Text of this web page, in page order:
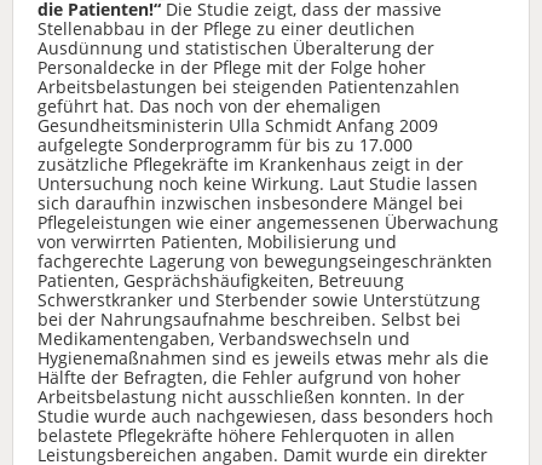
die Patienten!“ Die Studie zeigt, dass der massive
Stellenabbau in der Pflege zu einer deutlichen
Ausdünnung und statistischen Überalterung der
Personaldecke in der Pflege mit der Folge hoher
Arbeitsbelastungen bei steigenden Patientenzahlen
geführt hat. Das noch von der ehemaligen
Gesundheitsministerin Ulla Schmidt Anfang 2009
aufgelegte Sonderprogramm für bis zu 17.000
zusätzliche Pflegekräfte im Krankenhaus zeigt in der
Untersuchung noch keine Wirkung. Laut Studie lassen
sich daraufhin inzwischen insbesondere Mängel bei
Pflegeleistungen wie einer angemessenen Überwachung
von verwirrten Patienten, Mobilisierung und
fachgerechte Lagerung von bewegungseingeschränkten
Patienten, Gesprächshäufigkeiten, Betreuung
Schwerstkranker und Sterbender sowie Unterstützung
bei der Nahrungsaufnahme beschreiben. Selbst bei
Medikamentengaben, Verbandswechseln und
Hygienemaßnahmen sind es jeweils etwas mehr als die
Hälfte der Befragten, die Fehler aufgrund von hoher
Arbeitsbelastung nicht ausschließen konnten. In der
Studie wurde auch nachgewiesen, dass besonders hoch
belastete Pflegekräfte höhere Fehlerquoten in allen
Leistungsbereichen angaben. Damit wurde ein direkter